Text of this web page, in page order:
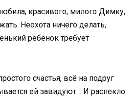
красивого, милого Димку,
Неохота ничего делать,
ребёнок требует
счастья, всё на подруг
ей завидуют… И распекло